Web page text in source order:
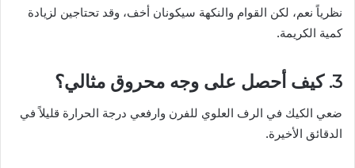
نظرياً نعم، لكن القوام والنكهة سيكونان أخف، وقد تحتاجين لزيادة
كمية الكريمة.
3. كيف أحصل على وجه محروق مثالي؟
ضعي الكيك في الرف العلوي للفرن وارفعي درجة الحرارة قليلاً في
الدقائق الأخيرة.